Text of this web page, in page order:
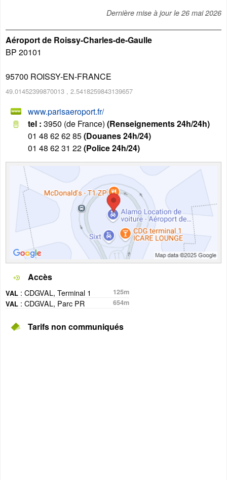
Dernière mise à jour le 26 mai 2026
Aéroport de Roissy-Charles-de-Gaulle
BP 20101
95700 ROISSY-EN-FRANCE
49.01452399870013 , 2.5418259843139657
www.parisaeroport.fr/
tel : 3950 (de France) (Renseignements 24h/24h)
01 48 62 62 85(Douanes 24h/24)
01 48 62 31 22(Police 24h/24)
Accès
VAL : CDGVAL, Terminal 1
125m
VAL : CDGVAL, Parc PR 654m
Tarifs non communiqués